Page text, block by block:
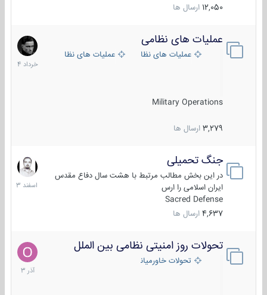
12,050 ارسال ها
عملیات های نظامی
عملیات های نظامی ایرانعملیات های نظامی خارجی
Military Operations
3,279 ارسال ها
5
خرداد
1404
جنگ تحمیلی
در این بخش مطالب مرتبط با هشت سال دفاع مقدس
ایران اسلامی را ارس
Sacred Defense
4,637 ارسال ها
20
اسفند
1403
تحولات روز امنیتی نظامی بین الملل
تحولات خاورمیانه
21
آذر
1403